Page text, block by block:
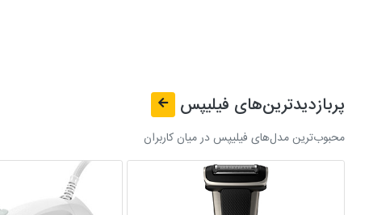
پربازدیدترین‌های فیلیپس
محبوب‌ترین مدل‌های فیلیپس در میان کاربران